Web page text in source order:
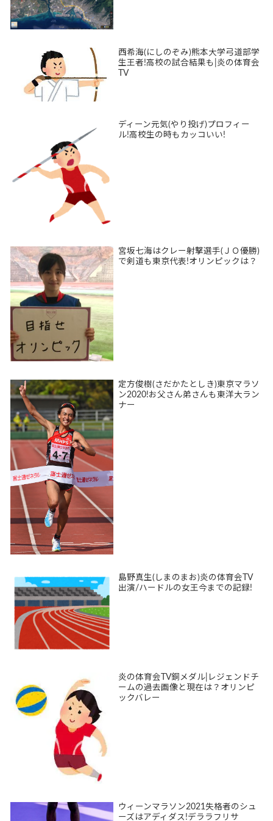
西希海(にしのぞみ)熊本大学弓道部学
生王者!高校の試合結果も|炎の体育会
TV
ディーン元気(やり投げ)プロフィー
ル!高校生の時もカッコいい!
宮坂七海はクレー射撃選手(ＪＯ優勝)
で剣道も東京代表!オリンピックは？
定方俊樹(さだかたとしき)東京マラソ
ン2020!お父さん弟さんも東洋大ラン
ナー
島野真生(しまのまお)炎の体育会TV
出演/ハードルの女王今までの記録!
炎の体育会TV銅メダル|レジェンドチ
ームの過去画像と現在は？オリンピ
ックバレー
ウィーンマラソン2021失格者のシュ
ーズはアディダス!デララフリサ